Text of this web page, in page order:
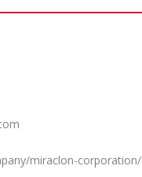
miraclon-corporation/